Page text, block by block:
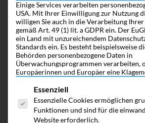
Der Unternehmer als
Einige Services verarbeiten
USA. Mit Ihrer Einwilligung zur Nutzung
willigen Sie auch in die Verarbeitung
gemäß Art. 49 (1) lit. a GDPR ein. Der
ein Land mit unzureichendem
Standards ein. Es besteht beispielsweise
Behörden personenbezogene Daten in
Überwachungsprogrammen verarbeiten,
Europäerinnen und Europäer eine
Es folgt eine Liste der
Essenziell
Essenzielle Cookies ermöglichen
Funktionen und sind für die
Website erforderlich.